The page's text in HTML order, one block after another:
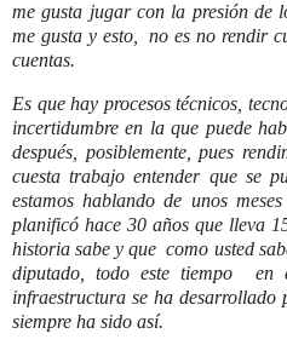
me gusta jugar con la presión de
me gusta y esto, no es no rendir
cuentas.
Es que hay procesos técnicos,
incertidumbre en la que puede
después, posiblemente, pues
cuesta trabajo entender que se
estamos hablando de unos
planificó hace 30 años que lleva
historia sabe y que como usted
diputado, todo este tiempo
infraestructura se ha desarrollado
siempre ha sido así.